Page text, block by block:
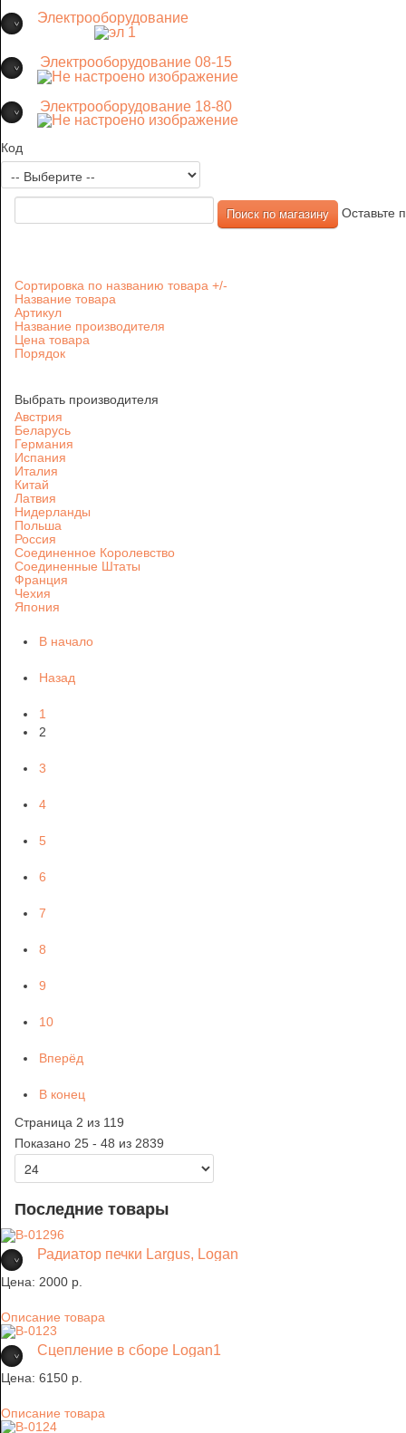
Электрооборудование
Электрооборудование 08-15
Электрооборудование 18-80
Код
Оставьте
Сортировка по названию товара +/-
Название товара
Артикул
Название производителя
Цена товара
Порядок
Выбрать производителя
Австрия
Беларусь
Германия
Испания
Италия
Китай
Латвия
Нидерланды
Польша
Россия
Соединенное Королевство
Соединенные Штаты
Франция
Чехия
Япония
В начало
Назад
1
2
3
4
5
6
7
8
9
10
Вперёд
В конец
Страница 2 из 119
Показано 25 - 48 из 2839
Последние товары
Радиатор печки Largus, Logan
Цена: 2000 p.
Описание товара
Сцепление в сборе Logan1
Цена: 6150 p.
Описание товара